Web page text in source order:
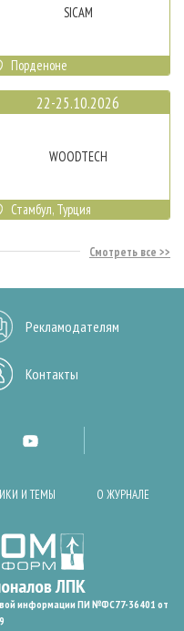
SICAM
Порденоне
22-25.10.2026
WOODTECH
Стамбул, Турция
Смотреть все
Рекламодателям
Контакты
И ТЕМЫ О ЖУРНАЛЕ
информации ПИ №ФС77-36401 от